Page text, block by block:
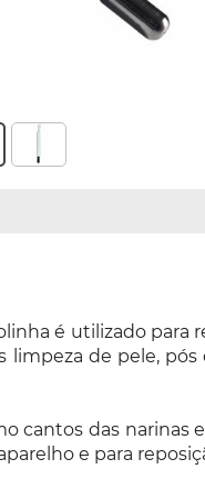
é utilizado para
de pele,
cantos das
e para